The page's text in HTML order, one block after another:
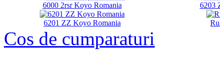
6000 2rsr Koyo Romania 6203
6201 ZZ Koyo Romania
Cos de cumparaturi